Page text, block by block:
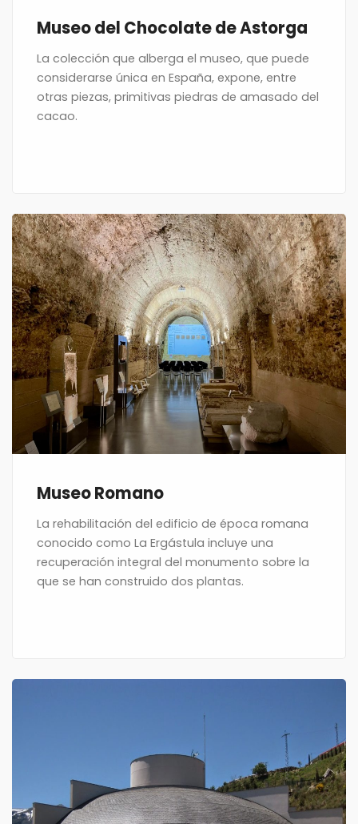
Museo del Chocolate de Astorga
La colección que alberga el museo, que puede
considerarse única en España, expone, entre
otras piezas, primitivas piedras de amasado del
cacao.
Museo Romano
La rehabilitación del edificio de época romana
conocido como La Ergástula incluye una
recuperación integral del monumento sobre la
que se han construido dos plantas.